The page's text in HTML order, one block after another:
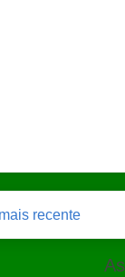
recente